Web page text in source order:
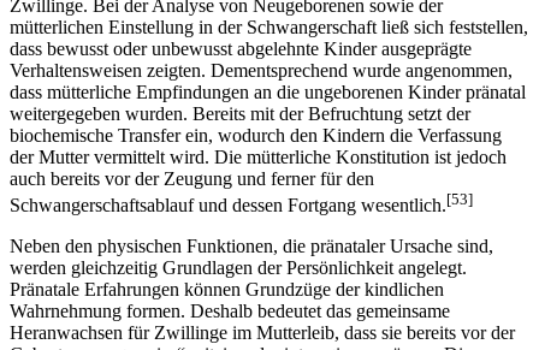
Zwillinge. Bei der Analyse von Neugeborenen sowie der
mütterlichen Einstellung in der Schwangerschaft ließ sich feststellen,
dass bewusst oder unbewusst abgelehnte Kinder ausgeprägte
Verhaltensweisen zeigten. Dementsprechend wurde angenommen,
dass mütterliche Empfindungen an die ungeborenen Kinder pränatal
weitergegeben wurden. Bereits mit der Befruchtung setzt der
biochemische Transfer ein, wodurch den Kindern die Verfassung
der Mutter vermittelt wird. Die mütterliche Konstitution ist jedoch
auch bereits vor der Zeugung und ferner für den
Schwangerschaftsablauf und dessen Fortgang wesentlich.[53]
Neben den physischen Funktionen, die pränataler Ursache sind,
werden gleichzeitig Grundlagen der Persönlichkeit angelegt.
Pränatale Erfahrungen können Grundzüge der kindlichen
Wahrnehmung formen. Deshalb bedeutet das gemeinsame
Heranwachsen für Zwillinge im Mutterleib, dass sie bereits vor der